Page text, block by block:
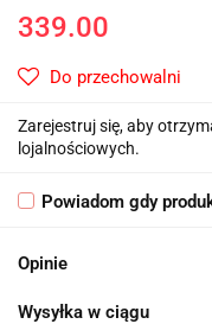
339.00
Do przechowalni
Zarejestruj się, aby
lojalnościowych.
Powiadom gdy
Opinie
Wysyłka w ciągu